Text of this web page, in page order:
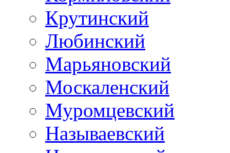
Крутинский
Любинский
Марьяновский
Москаленский
Муромцевский
Называевский